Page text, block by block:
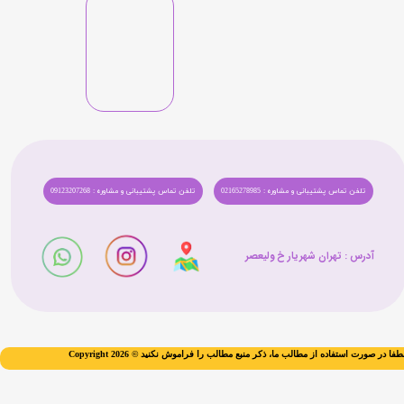
تلفن تماس پشتیبانی و مشاوره : 09123207268 تلفن تماس پشتیبانی و مشاوره : 02165278985
آدرس : تهران شهریار خ ولیعصر​​​​​​​